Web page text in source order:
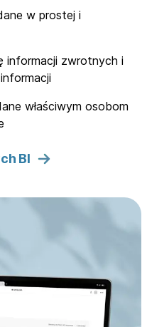
w prostej i
informacji zwrotnych i
właściwym osobom
BI